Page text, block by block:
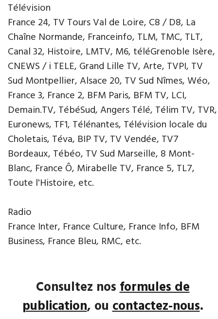
Télévision
France 24, TV Tours Val de Loire, C8 / D8, La
Chaîne Normande, Franceinfo, TLM, TMC, TLT,
Canal 32, Histoire, LMTV, M6, téléGrenoble Isère,
CNEWS / i TELE, Grand Lille TV, Arte, TVPI, TV
Sud Montpellier, Alsace 20, TV Sud Nîmes, Wéo,
France 3, France 2, BFM Paris, BFM TV, LCI,
Demain.TV, TébéSud, Angers Télé, Télim TV, TVR,
Euronews, TF1, Télénantes, Télévision locale du
Choletais, Téva, BIP TV, TV Vendée, TV7
Bordeaux, Tébéo, TV Sud Marseille, 8 Mont-
Blanc, France Ô, Mirabelle TV, France 5, TL7,
Toute l'Histoire, etc.
Radio
France Inter, France Culture, France Info, BFM
Business, France Bleu, RMC, etc.
Consultez nosformules de
publication, oucontactez-nous.